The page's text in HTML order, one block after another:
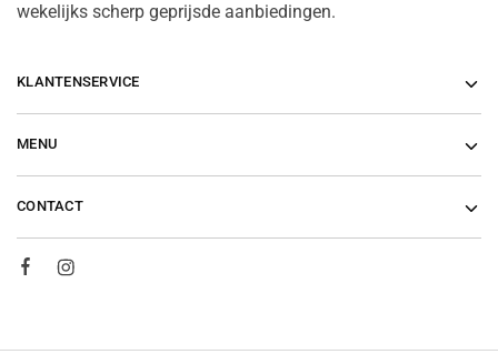
wekelijks scherp geprijsde aanbiedingen.
KLANTENSERVICE
MENU
CONTACT